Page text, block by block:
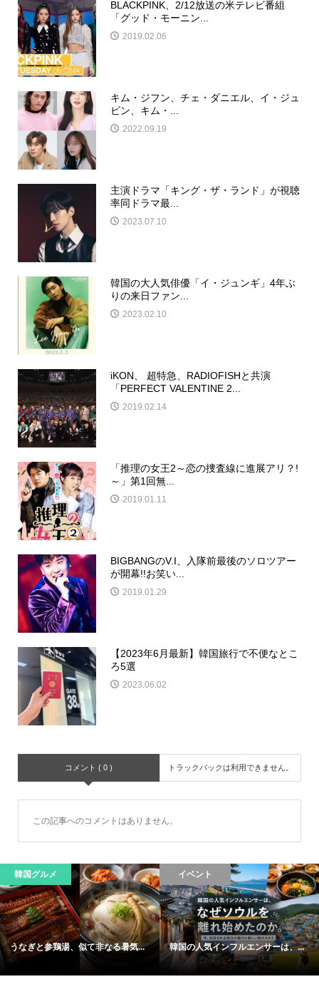
BLACKPINK、2/12放送の米テレビ番組
「グッド・モーニン...
2019.02.06
キム・ジフン、チェ・ダニエル、イ・ジュ
ビン、キム・...
2022.09.19
主演ドラマ「キング・ザ・ランド」が視聴
率同ドラマ最...
2023.07.10
韓国の大人気俳優「イ・ジュンギ」4年ぶ
りの来日ファン...
2023.02.10
iKON、 超特急、RADIOFISHと共演
「PERFECT VALENTINE 2...
2019.02.14
「推理​の女王2～恋の捜査線に進展アリ？!
～」第​1回無...
2019.01.11
BIGBANGのV.I、入隊前最後のソロツアー
が開幕!!お笑い...
2019.01.29
【2023年6月最新】韓国旅行で不便なとこ
ろ5選
2023.06.02
コメント ( 0 ) トラックバックは利用できません。
この記事へのコメントはありません。
韓国グルメ
うなぎと参鶏湯、似て非なる暑気...
イベント
韓国の人気インフルエンサーは、...